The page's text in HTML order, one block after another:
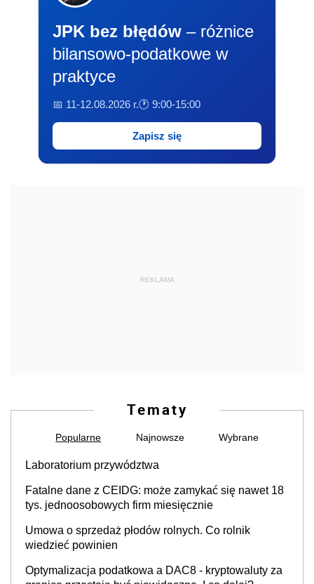
JPK bez błędów – różnice
bilansowo-podatkowe w
praktyce
📅 11-12.08.2026 r.🕐 9:00-15:00
Zapisz się
REKLAMA
Tematy
Popularne Najnowsze Wybrane
Laboratorium przywództwa
Fatalne dane z CEIDG: może zamykać się nawet 18
tys. jednoosobowych firm miesięcznie
Umowa o sprzedaż płodów rolnych. Co rolnik
wiedzieć powinien
Optymalizacja podatkowa a DAC8 - kryptowaluty za